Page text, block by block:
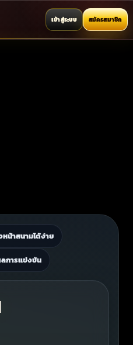
เข้าสู่ระบบ สมัครสมาชิก
หน้าสนามได้ง่าย
การแข่งขัน